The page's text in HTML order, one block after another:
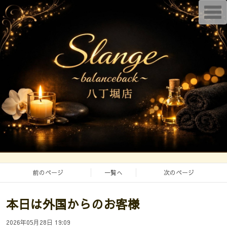
前のページ 一覧へ 次のページ
本日は外国からのお客様
2026年05月28日 19:09
T
o
g
g
l
e
v
i
g
a
i
o
n